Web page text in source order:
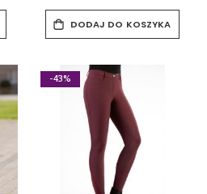
DODAJ DO KOSZYKA
-43%